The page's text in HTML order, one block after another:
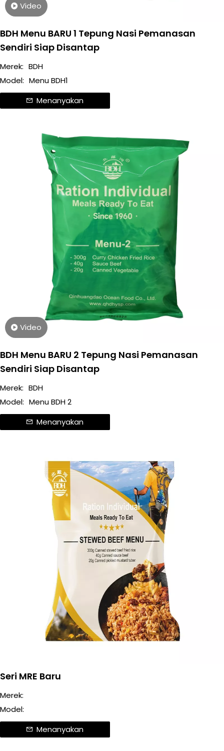
Video
BDH Menu BARU 1 Tepung Nasi Pemanasan
Sendiri Siap Disantap
Merek: BDH
Model: Menu BDH1
Menanyakan
Video
BDH Menu BARU 2 Tepung Nasi Pemanasan
Sendiri Siap Disantap
Merek: BDH
Model: Menu BDH 2
Menanyakan
Seri MRE Baru
Merek:
Model:
Menanyakan